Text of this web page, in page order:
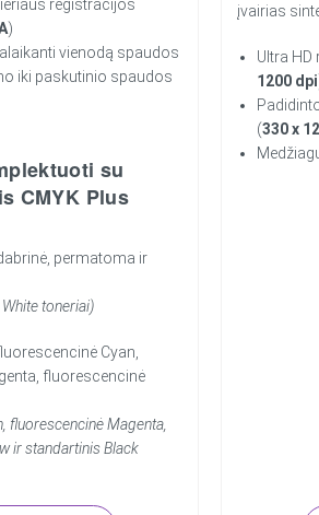
registracijos
)
vienodą spaudos
iki paskutinio spaudos
su
CMYK Plus
permatoma ir
toneriai)
Cyan,
fluorescencinė
fluorescencinė Magenta,
ir standartinis Black
įvairias
Ultra
1200 dpi
(330 x